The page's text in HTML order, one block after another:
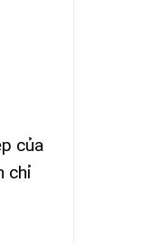
của
chỉ